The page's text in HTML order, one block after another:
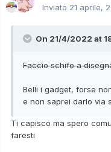
Inviato 21 aprile,
On 21/4/2022 at
Faccio schifo a
Belli i gadget, forse
e non saprei darlo via
Ti capisco ma spero
faresti